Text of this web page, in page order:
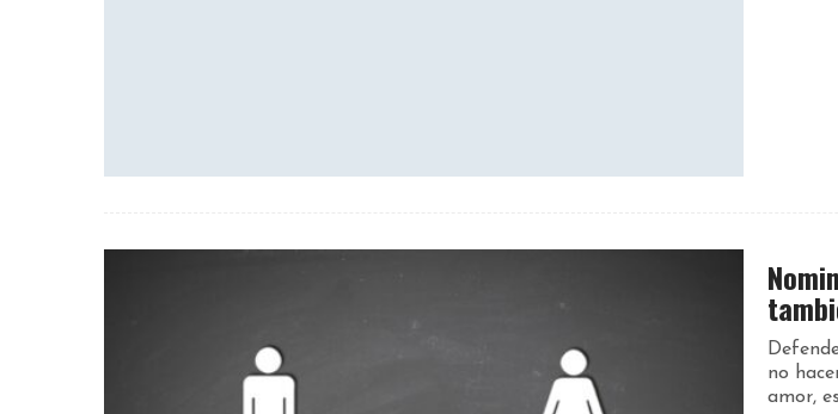
no
amor,